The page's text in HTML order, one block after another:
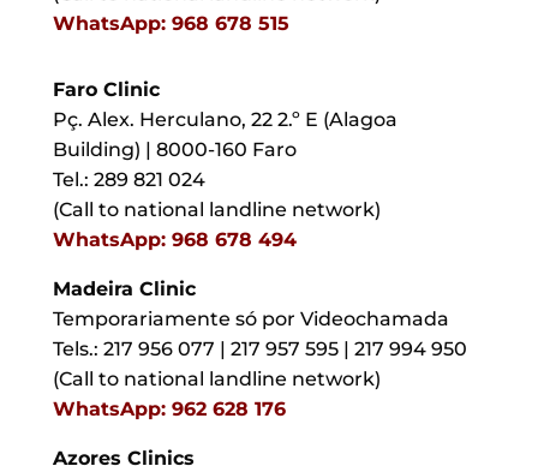
WhatsApp: 968 678 515
Faro Clinic
Pç. Alex. Herculano, 22 2.º E (Alagoa
Building) | 8000-160 Faro
Tel.: 289 821 024
(Call to national landline network)
WhatsApp: 968 678 494
Madeira Clinic
Temporariamente só por Videochamada
Tels.: 217 956 077 | 217 957 595 | 217 994 950
(Call to national landline network)
WhatsApp: 962 628 176
Azores Clinics